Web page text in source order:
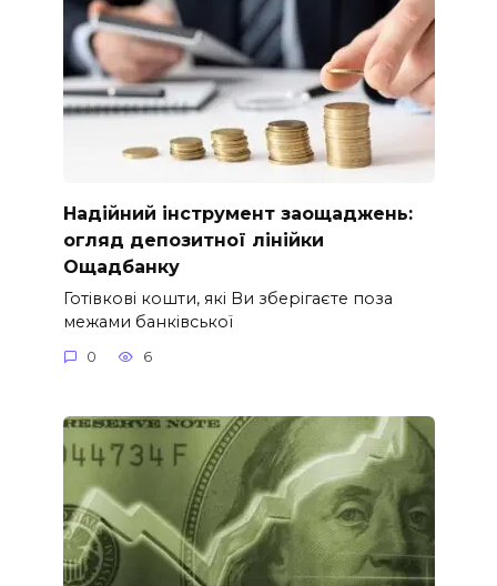
Надійний інструмент заощаджень:
огляд депозитної лінійки
Ощадбанку
Готівкові кошти, які Ви зберігаєте поза
межами банківської
0 6